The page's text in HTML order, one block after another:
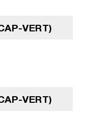
VERT)
VERT)